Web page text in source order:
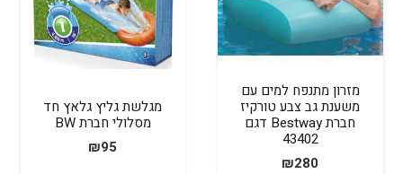
מזרון מתנפח למים עם
משענת גב צבע טורקיז
חברת Bestway דגם
43402
₪280
מגלשת גליץ גלאץ חד
מסלולי חברת BW
₪95